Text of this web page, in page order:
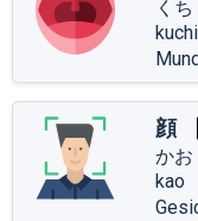
くち
kuchi
顔
かお
kao